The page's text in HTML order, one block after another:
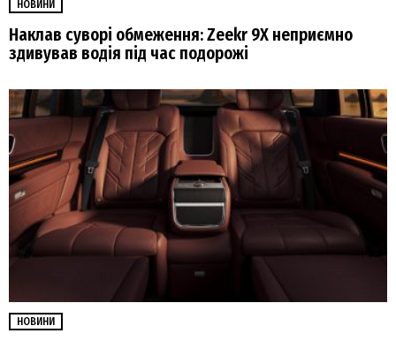
НОВИНИ
Наклав суворі обмеження: Zeekr 9X неприємно
здивував водія під час подорожі
НОВИНИ